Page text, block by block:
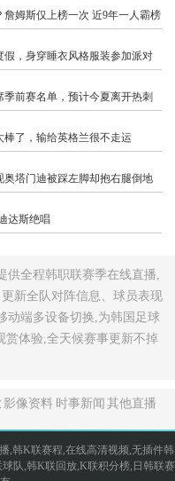
詹姆斯仅上榜一次 近9年一人霸榜
假，身穿睡衣风格服装参加派对
季前赛名单，预计今夏离开热刺
棒了，输给英格兰很不走运
奥塔门迪被踩左脚却抱右腿倒地
达斯绝唱
供全程韩职联赛季在线直播,
新全队对阵信息、球员表现
动端多设备切换,为韩国足球
赏体验,全天候赛事更新不掉
影像资料 时事新闻 其他直播
,韩K联赛程,在线高清视频,无插件韩
队,韩K联回放,K联积分榜,日韩联赛